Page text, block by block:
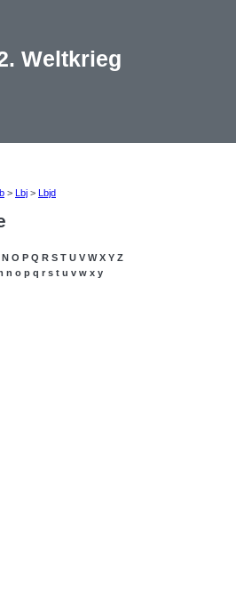
Weltkrieg
> Lbj > Lbjd
N O P Q R S T U V W X Y Z
n o p q r s t u v w x y